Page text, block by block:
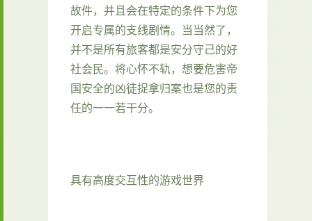
故件，并且会在特定的条件下为您
开启专属的支线剧情。当当然了，
并不是所有旅客都是安分守己的好
社会民。将心怀不轨，想要危害帝
国安全的凶徒捉拿归案也是您的责
任的一一若干分。
具有高度交互性的游戏世界